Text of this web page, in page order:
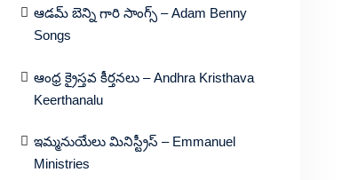
ఆడమ్ బెన్ని గారి సాంగ్స్ – Adam Benny
Songs
ఆంధ్ర క్రైస్తవ కీర్తనలు – Andhra Kristhava
Keerthanalu
ఇమ్మనుయేలు మినిస్ట్రీస్ – Emmanuel
Ministries